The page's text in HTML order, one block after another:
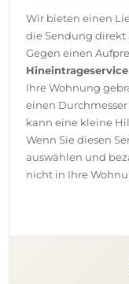
Anleitungen
Damit die
einfach und
ausführliche
Schritte, die für die
erforderlich sind,
und
Sehen Sie sich die